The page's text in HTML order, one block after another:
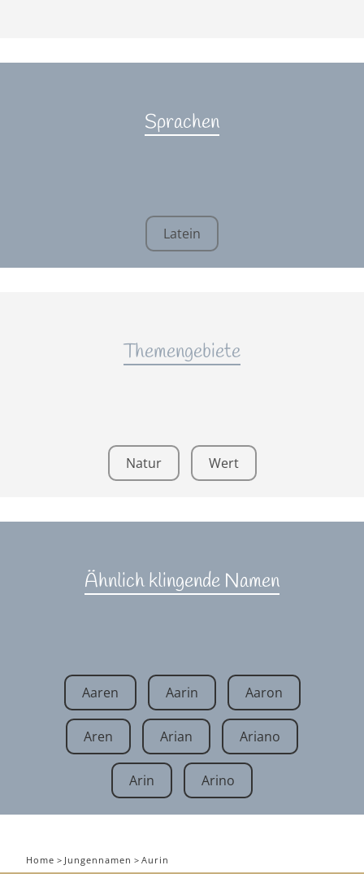
Sprachen
Latein
Themengebiete
Natur Wert
Ähnlich klingende Namen
Aaren Aarin Aaron
Aren Arian Ariano
Arin Arino
Home > Jungennamen >Aurin